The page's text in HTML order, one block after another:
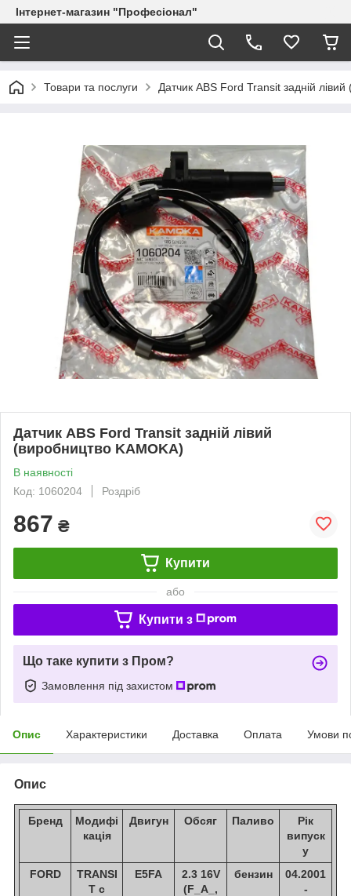
Інтернет-магазин "Професіонал"
Товари та послуги Датчик ABS Ford Transit задній
Датчик ABS Ford Transit задній лівий
(виробництво KAMOKA)
В наявності
Код: 1060204
Роздріб
867 ₴
Купити
або
Купити з
Що таке купити з Пром?
Замовлення під захистом
Опис Характеристики Доставка Оплата Умови
Опис
Бренд
Модифі
кація
Двигун Обсяг Паливо
Рік
випуск
у
FORD
TRANSI
T c
E5FA
2.3 16V
(F_A_,
бензин
04.2001
-